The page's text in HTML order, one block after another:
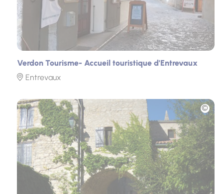
Verdon Tourisme- Accueil touristique d'Entrevaux
Entrevaux
Photo